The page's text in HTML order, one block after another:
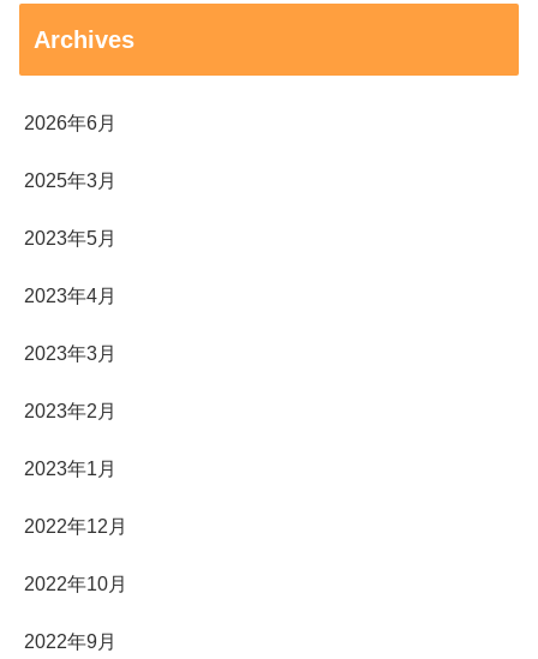
Archives
2026年6月
2025年3月
2023年5月
2023年4月
2023年3月
2023年2月
2023年1月
2022年12月
2022年10月
2022年9月